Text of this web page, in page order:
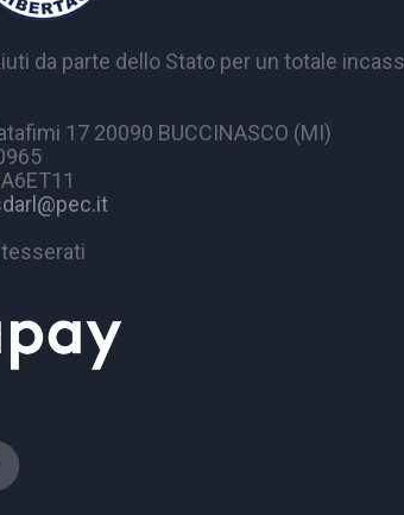
da parte dello Stato per un totale
17 20090 BUCCINASCO (MI)